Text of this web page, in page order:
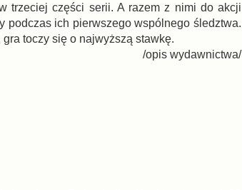
trzeciej części serii. A razem z nimi do akcji
podczas ich pierwszego wspólnego śledztwa.
toczy się o najwyższą stawkę.
/opis wydawnictwa/